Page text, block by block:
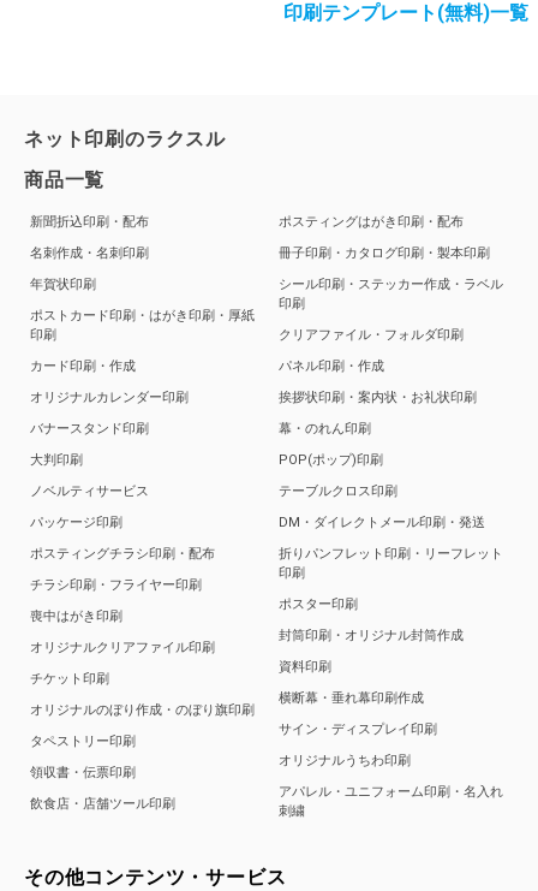
印刷テンプレート(無料)一覧
ネット印刷のラクスル
商品一覧
新聞折込印刷・配布
名刺作成・名刺印刷
年賀状印刷
ポストカード印刷・はがき印刷・厚紙
印刷
カード印刷・作成
オリジナルカレンダー印刷
バナースタンド印刷
大判印刷
ノベルティサービス
パッケージ印刷
ポスティングチラシ印刷・配布
チラシ印刷・フライヤー印刷
喪中はがき印刷
オリジナルクリアファイル印刷
チケット印刷
オリジナルのぼり作成・のぼり旗印刷
タペストリー印刷
領収書・伝票印刷
飲食店・店舗ツール印刷
ポスティングはがき印刷・配布
冊子印刷・カタログ印刷・製本印刷
シール印刷・ステッカー作成・ラベル
印刷
クリアファイル・フォルダ印刷
パネル印刷・作成
挨拶状印刷・案内状・お礼状印刷
幕・のれん印刷
POP(ポップ)印刷
テーブルクロス印刷
DM・ダイレクトメール印刷・発送
折りパンフレット印刷・リーフレット
印刷
ポスター印刷
封筒印刷・オリジナル封筒作成
資料印刷
横断幕・垂れ幕印刷作成
サイン・ディスプレイ印刷
オリジナルうちわ印刷
アパレル・ユニフォーム印刷・名入れ
刺繍
その他コンテンツ・サービス